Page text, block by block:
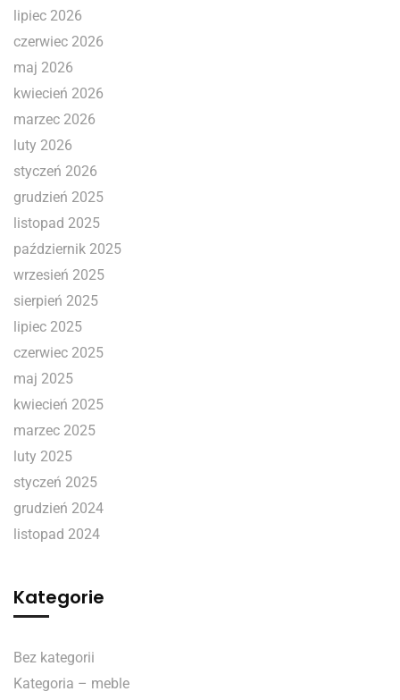
lipiec 2026
czerwiec 2026
maj 2026
kwiecień 2026
marzec 2026
luty 2026
styczeń 2026
grudzień 2025
listopad 2025
październik 2025
wrzesień 2025
sierpień 2025
lipiec 2025
czerwiec 2025
maj 2025
kwiecień 2025
marzec 2025
luty 2025
styczeń 2025
grudzień 2024
listopad 2024
Kategorie
Bez kategorii
Kategoria – meble